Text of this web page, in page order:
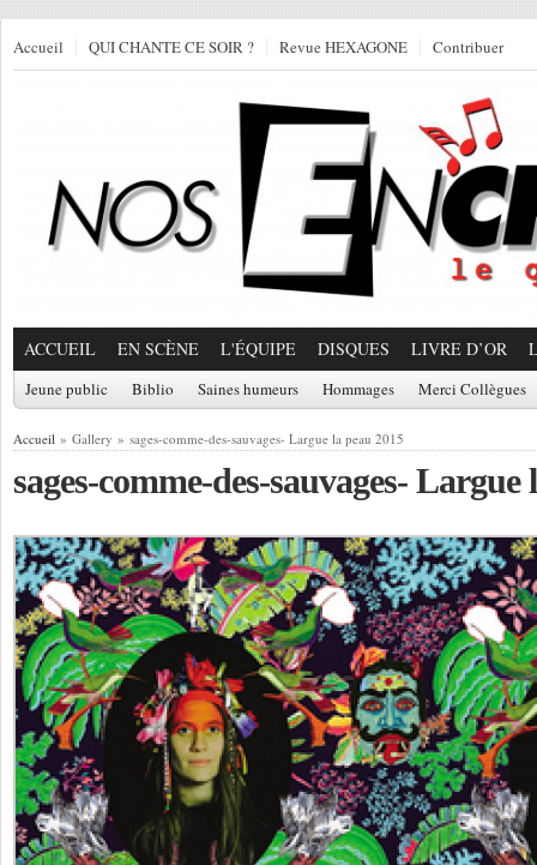
Accueil QUI CHANTE CE SOIR ? Revue HEXAGONE Contribuer
ACCUEIL EN SCÈNE L'ÉQUIPE DISQUES LIVRE D’OR
Jeune public Biblio Saines humeurs Hommages Merci Collègues
Accueil » Gallery » sages-comme-des-sauvages- Largue la peau 2015
sages-comme-des-sauvages- Largue